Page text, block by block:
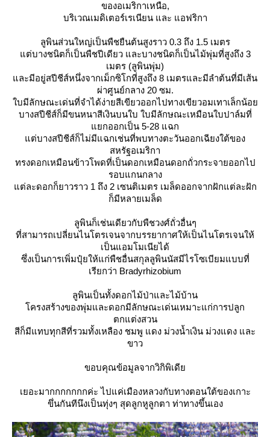
ของอเมริกาเหนือ,
บริเวณเมดิเตอร์เรเนียน และ แอฟริกา
ลูพินส่วนใหญ่เป็นพืชยืนต้นสูงราว 0.3 ถึง 1.5 เมตร
ต่บางชนิตก็เป็นพืชปีเดียว และบางชนิดก็เป็นไม้พุ่มที่สูงถึง 3
เมตร (ลูพินพุ่ม)
ละมีอยู่สปีชีส์หนึ่งจากเม็กซิโกที่สูงถึง 8 เมตรและมีลำต้นที่มีเส้น
ผ่าศูนย์กลาง 20 ซม.
บมีลักษณะเด่นที่จำได้ง่ายสีเขียวออกไปทางเขียวอมเทาเล็กน้อ
บางสปีชีส์ก็มีขนหนาสีเงินบนใบ ใบมีลักษณะเหมือนใบปาล์มที่
กออกเป็น 5-28 แฉก
ต่บางสปีชีส์ก็ไม่มีแฉกเช่นที่พบทางตะวันออกเฉียงใต้ของ
สหรัฐอเมริกา
ทรงดอกเหมือนข้าวโพดที่เป็นดอกเหมือนดอกถั่วกระจายออกไป
รอบแกนกลาง
ต่ละดอกก็ยาวราว 1 ถึง 2 เซนติเมตร เมล็ดออกจากฝักแต่ละฝัก
ก็มีหลายเมล็ด
ลูพินก็เช่นเดียวกับพืชวงศ์ถั่วอื่นๆ
ที่สามารถเปลี่ยนไนโตรเจนจากบรรยากาศให้เป็นไนโตรเจนให้
เป็นแอมโมเนียได้
ซึ่งเป็นการเพิ่มปุ๋ยให้แก่พืชอื่นสกุลลูพินนัสมีไรโซเบียมแบบที่
เรียกว่า Bradyrhizobium
ลูพินเป็นทั้งดอกไม้ป่าและไม้บ้าน
ครงสร้างของพุ่มและดอกมีลักษณะเด่นเหมาะแก่การปลูก
ตกแต่งสวน
สีก็มีแทบทุกสีที่รวมทั้งเหลือง ชมพู แดง ม่วงน้ำเงิน ม่วงแดง และ
ขาว
ขอบคุณข้อมูลจากวิกิพิเดี
เยอะมากกกกกกกค่ะ ไปแค่เมืองหลวงกับทางตอนใต้ของเกาะ
ขึ่นกันทีนึงเป็นทุ่งๆ สุดลูกหูลูกตา ท่าทางขึ้นเอง